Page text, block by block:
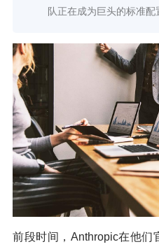
队正在成为巨头的标准配
前段时间，Anthropic在他们